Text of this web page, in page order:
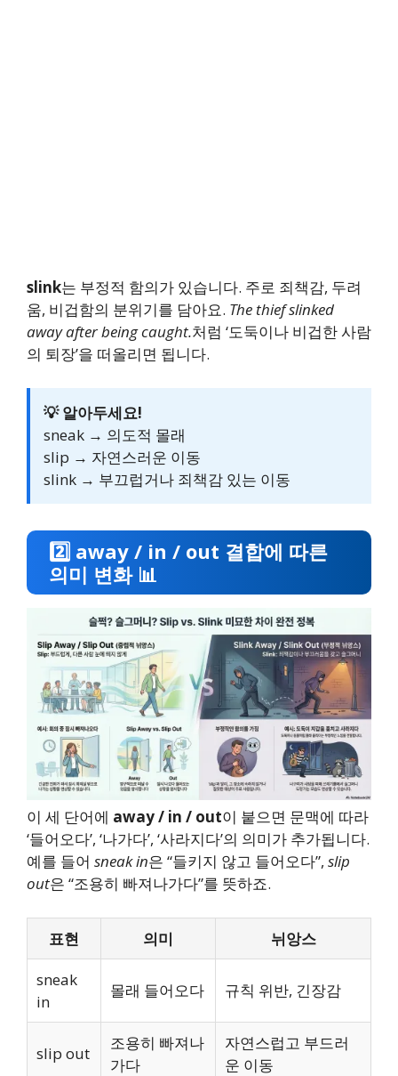
slink는 부정적 함의가 있습니다. 주로 죄책감, 두려
움, 비겁함의 분위기를 담아요. The thief slinked
away after being caught.처럼 ‘도둑이나 비겁한 사람
의 퇴장’을 떠올리면 됩니다.
💡 알아두세요!
sneak → 의도적 몰래
slip → 자연스러운 이동
slink → 부끄럽거나 죄책감 있는 이동
2️⃣ away / in / out 결합에 따른
의미 변화 📊
이 세 단어에 away / in / out이 붙으면 문맥에 따라
‘들어오다’, ‘나가다’, ‘사라지다’의 의미가 추가됩니다.
예를 들어 sneak in은 “들키지 않고 들어오다”, slip
out은 “조용히 빠져나가다”를 뜻하죠.
표현 의미
뉘앙스
sneak
in
몰래 들어오다 규칙 위반, 긴장감
slip out
조용히 빠져나
가다
자연스럽고 부드러
운 이동